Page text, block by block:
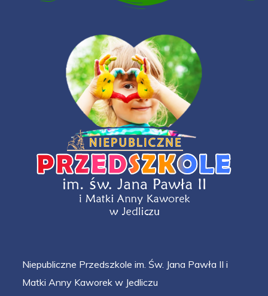
Niepubliczne Przedszkole im. Św. Jana Pawła II i
Matki Anny Kaworek w Jedliczu